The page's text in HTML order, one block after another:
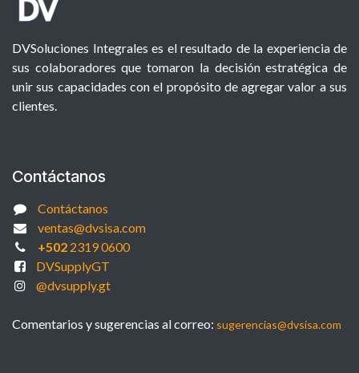
DVSoluciones Integrales es el resultado de la experiencia de
sus colaboradores que tomaron la decisión estratégica de
unir sus capacidades con el propósito de agregar valor a sus
clientes.
Contáctanos
Contáctanos
ventas@dvsisa.com
+5022319 0600
DVSupplyGT
@dvsupply.gt
Comentarios y sugerencias al correo: sugerencias@dvsisa.com